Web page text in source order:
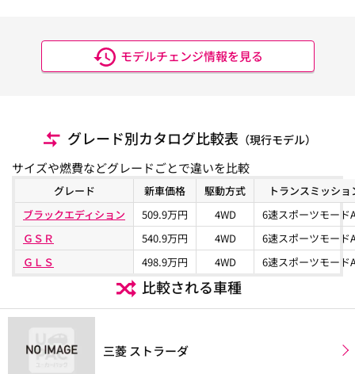
モデルチェンジ情報を見る
グレード別カタログ比較表 （現行モデル）
サイズや燃費などグレードごとで違いを比較
グレード 新車価格 駆動方式
トランスミッショ
ブラックエディション
509.9万円 4WD
6速スポーツモード
ＧＳＲ
540.9万円 4WD
6速スポーツモード
ＧＬＳ
498.9万円 4WD 6速スポーツモード
比較される車種
三菱 ストラーダ